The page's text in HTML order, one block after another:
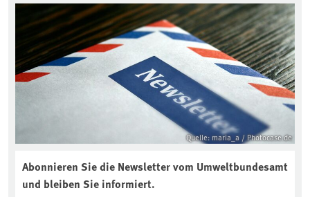
Quelle: maria_a / Photocase.de
Abonnieren Sie die Newsletter vom Umweltbundesamt
und bleiben Sie informiert.